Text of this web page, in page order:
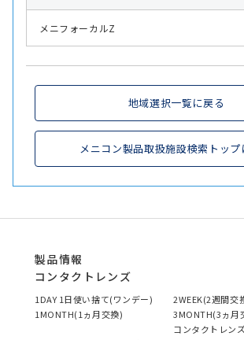
メニフォーカルZ
地域選択一覧に戻る
メニコン製品取扱施設検索トップ
製品情報
コンタクトレンズ
1DAY 1日使い捨て(ワンデー)
2WEEK(2週間交
1MONTH(1ヵ月交換)
3MONTH(3ヵ月
コンタクトレン